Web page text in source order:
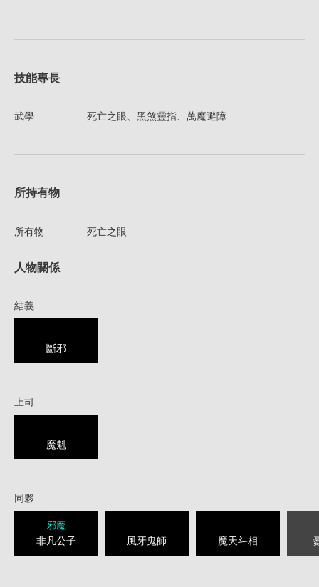
技能專長
武學 死亡之眼、黑煞靈指、萬魔避障
所持有物
所有物 死亡之眼
人物關係
結義
斷邪
上司
魔魁
同夥
邪魔
非凡公子 風牙鬼師 魔天斗相